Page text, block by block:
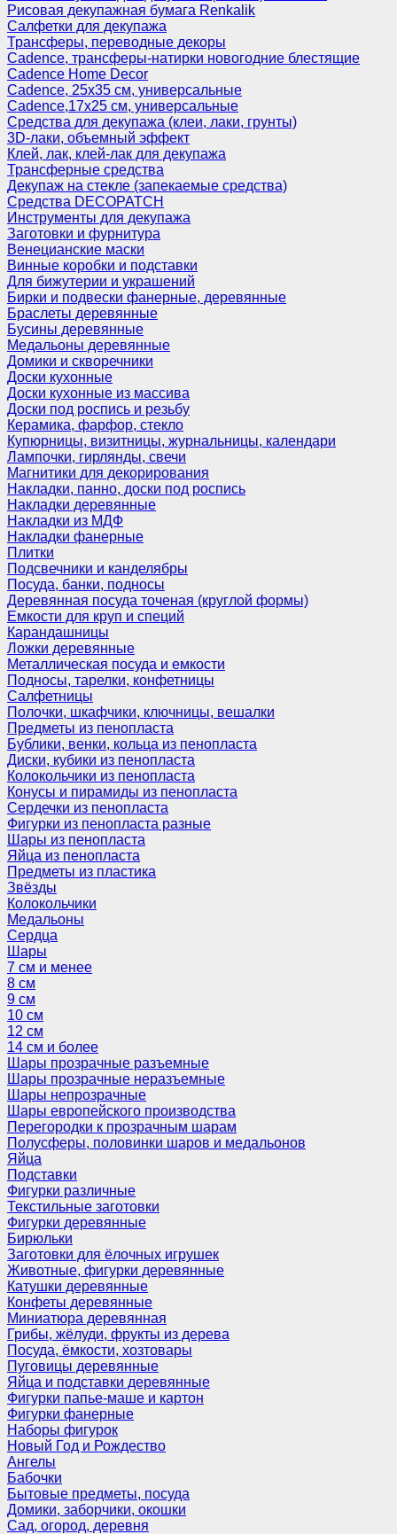
Рисовая декупажная бумага Renkalik
Салфетки для декупажа
Трансферы, переводные декоры
Cadence, трансферы-натирки новогодние блестящие
Cadence Home Decor
Cadence, 25х35 см, универсальные
Cadence,17х25 см, универсальные
Средства для декупажа (клеи, лаки, грунты)
3D-лаки, объемный эффект
Клей, лак, клей-лак для декупажа
Трансферные средства
Декупаж на стекле (запекаемые средства)
Средства DECOPATCH
Инструменты для декупажа
Заготовки и фурнитура
Венецианские маски
Винные коробки и подставки
Для бижутерии и украшений
Бирки и подвески фанерные, деревянные
Браслеты деревянные
Бусины деревянные
Медальоны деревянные
Домики и скворечники
Доски кухонные
Доски кухонные из массива
Доски под роспись и резьбу
Керамика, фарфор, стекло
Купюрницы, визитницы, журнальницы, календари
Лампочки, гирлянды, свечи
Магнитики для декорирования
Накладки, панно, доски под роспись
Накладки деревянные
Накладки из МДФ
Накладки фанерные
Плитки
Подсвечники и канделябры
Посуда, банки, подносы
Деревянная посуда точеная (круглой формы)
Емкости для круп и специй
Карандашницы
Ложки деревянные
Металлическая посуда и емкости
Подносы, тарелки, конфетницы
Салфетницы
Полочки, шкафчики, ключницы, вешалки
Предметы из пенопласта
Бублики, венки, кольца из пенопласта
Диски, кубики из пенопласта
Колокольчики из пенопласта
Конусы и пирамиды из пенопласта
Сердечки из пенопласта
Фигурки из пенопласта разные
Шары из пенопласта
Яйца из пенопласта
Предметы из пластика
Звёзды
Колокольчики
Медальоны
Сердца
Шары
7 см и менее
8 см
9 см
10 см
12 см
14 см и более
Шары прозрачные разъемные
Шары прозрачные неразъемные
Шары непрозрачные
Шары европейского производства
Перегородки к прозрачным шарам
Полусферы, половинки шаров и медальонов
Яйца
Подставки
Фигурки различные
Текстильные заготовки
Фигурки деревянные
Бирюльки
Заготовки для ёлочных игрушек
Животные, фигурки деревянные
Катушки деревянные
Конфеты деревянные
Миниатюра деревянная
Грибы, жёлуди, фрукты из дерева
Посуда, ёмкости, хозтовары
Пуговицы деревянные
Яйца и подставки деревянные
Фигурки папье-маше и картон
Фигурки фанерные
Наборы фигурок
Новый Год и Рождество
Ангелы
Бабочки
Бытовые предметы, посуда
Домики, заборчики, окошки
Сад, огород, деревня